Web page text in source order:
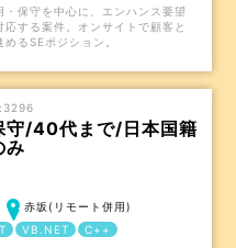
保守を中心に、エンハンス要望
する案件。オンサイトで顧客と
るSEポジション。
守/40代まで/日本国籍
み
赤坂(リモート併用)
VB.NET C++